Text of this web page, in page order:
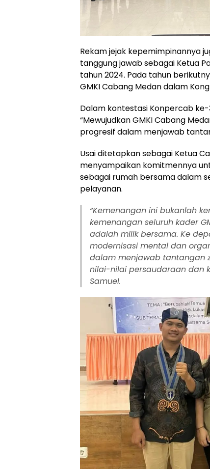
Rekam jejak kepemimpinannya
tanggung jawab sebagai Ketua
tahun 2024. Pada tahun
GMKI Cabang Medan dalam
Dalam kontestasi Konpercab ke-
“Mewujudkan GMKI Cabang
progresif dalam menjawab
Usai ditetapkan sebagai Ketua
menyampaikan komitmennya
sebagai rumah bersama dalam
pelayanan.
“Kemenangan ini bukanlah
kemenangan seluruh kader
adalah milik bersama. Ke
modernisasi mental dan
dalam menjawab tantangan
nilai-nilai persaudaraan dan
Samuel.